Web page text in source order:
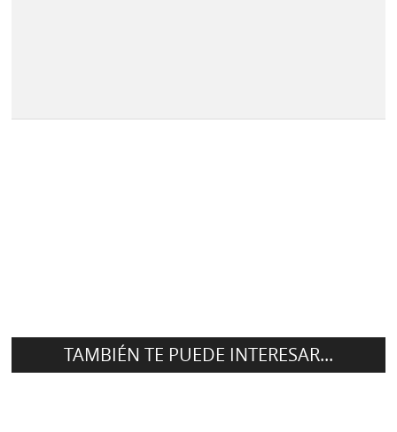
TAMBIÉN TE PUEDE INTERESAR...